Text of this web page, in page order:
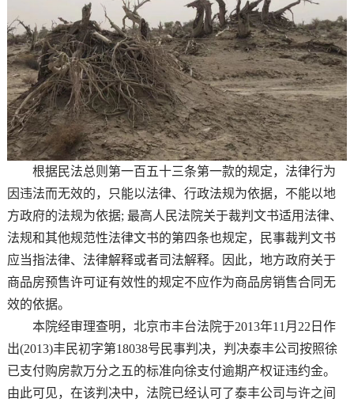
根据民法总则第一百五十三条第一款的规定，法律行为
因违法而无效的，只能以法律、行政法规为依据，不能以地
方政府的法规为依据; 最高人民法院关于裁判文书适用法律、
法规和其他规范性法律文书的第四条也规定，民事裁判文书
应当指法律、法律解释或者司法解释。因此，地方政府关于
商品房预售许可证有效性的规定不应作为商品房销售合同无
效的依据。
本院经审理查明，北京市丰台法院于2013年11月22日作
出(2013)丰民初字第18038号民事判决，判决泰丰公司按照徐
已支付购房款万分之五的标准向徐支付逾期产权证违约金。
由此可见，在该判决中，法院已经认可了泰丰公司与许之间